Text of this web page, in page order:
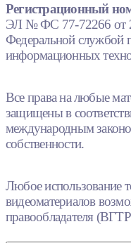
Регистрационный
ЭЛ № ФС 77-72266 от
Федеральной службой
информационных
Все права на любые
защищены в
международным
собственности.
Любое использование
видеоматериалов
правообладателя